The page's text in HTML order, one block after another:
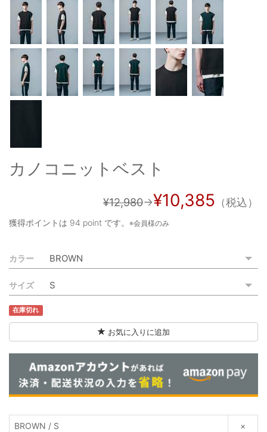
OUTERS : アウター
OUTLET : アウトレット
MENS : メンズ
LADIES : レディース
ご利用ガイド
ご利用規約
カノコニットベスト
¥12,980→¥10,385 （税込）
獲得ポイントは 94 point です。 ※会員様のみ
カラー
サイズ
在庫切れ
お気に入りに追加
BROWN / S ×